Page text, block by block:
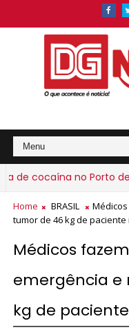
no Porto de
Home BRASIL
tumor de 46 kg de paciente
Médicos
emergência
kg de